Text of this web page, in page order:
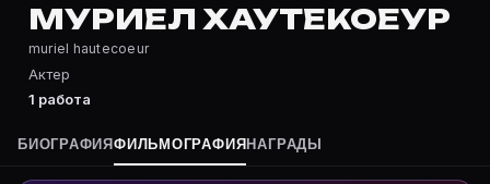
МУРИЕЛ ХАУТЕКОЕУР
muriel hautecoeur
Актер
1 работа
БИОГРАФИЯФИЛЬМОГРАФИЯ НАГРАДЫ